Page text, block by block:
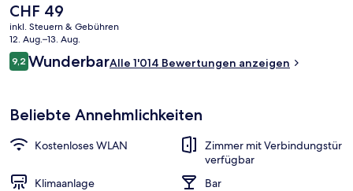
(Straßenbahnhaltestelle Plaza Nueva) bzw. 13 Minuten
(Straßenbahnhaltestelle Archivo de Indias).
Der
aktuelle
Preis
beträgt
CHF 49.
CHF 49
inkl. Steuern & Gebühren
12. Aug.–13. Aug.
Bewertungen
9,29,2 von 10.
WunderbarAlle 1'014 Bewertungen anzeigen
Beliebte Annehmlichkeiten
Kostenloses WLAN
Zimmer mit Verbindungstür
verfügbar
Klimaanlage
Bar